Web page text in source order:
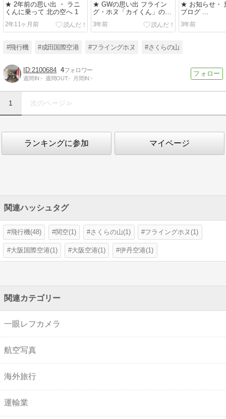
★ 2年前の思い出 ・ ラニ
くんに乗って 北の空へ 1
2年11ヶ月前
★ GWの思い出 フライン
グ・ホヌ「カイくん」の遊
覧飛行 ... ✈
3年前
★ お知らせ・
ブログ ...
3年前
#飛行機 #成田国際空港 #フライングホヌ #さくらの山
2100684 4
週間IN:- 週間OUT:- 月間IN:-
1 次のページ≫
ランキングに参加 マイページ
関連ハッシュタグ
飛行機(48) 関空(1) さくらの山(1) フライングホヌ(1)
大阪国際空港(1) 大阪空港(1) 伊丹空港(1)
関連カテゴリー
一眼レフカメラ
航空写真
海外旅行
運輸業